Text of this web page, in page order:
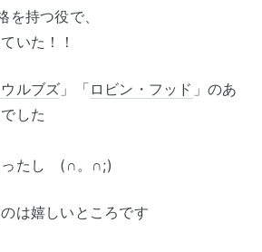
を持つ役で、
いた！！
ルブズ 」「 ロビン・フッド 」のあ
した
ったし (∩。∩;)
は嬉しいところです